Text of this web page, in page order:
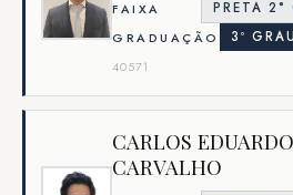
FAIXA
PRETA 2°
GRADUAÇÃO
3º GRAU
40571
CARLOS
CARVALHO